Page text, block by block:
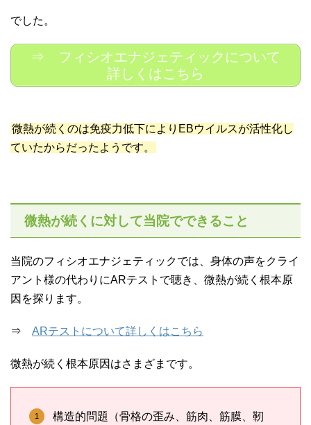
でした。
⇒ フィシオエナジェティックについて
詳しくはこちら
微熱が続くのは免疫力低下によりEBウイルスが活性化し
ていたからだったようです。
微熱が続くに対して当院でできること
当院のフィシオエナジェティックでは、身体の声をクライ
アント様の代わりにARテストで聴き、微熱が続く根本原
因を探ります。
⇒ ARテストについて詳しくはこちら
微熱が続く根本原因はさまざまです。
構造的問題（骨格の歪み、筋肉、筋膜、靭